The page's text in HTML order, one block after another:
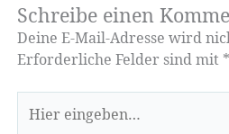
Schreibe einen
Deine E-Mail-Adresse wird
Erforderliche Felder sind mit *
eingeben…